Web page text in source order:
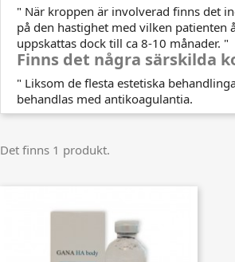
" När kroppen är involverad finns det
på den hastighet med vilken
uppskattas dock till ca 8-10 månader. "
Finns det några särskilda
" Liksom de flesta estetiska
behandlas med antikoagulantia.
Det finns 1 produkt.